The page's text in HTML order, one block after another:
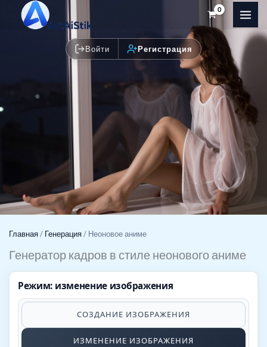
Перейти
Войти Регистрация
Главная/ Генерация/ Неоновое аниме
Генератор кадров в стиле неонового аниме
Режим: изменение изображения
СОЗДАНИЕ ИЗОБРАЖЕНИЯ
ИЗМЕНЕНИЕ ИЗОБРАЖЕНИЯ